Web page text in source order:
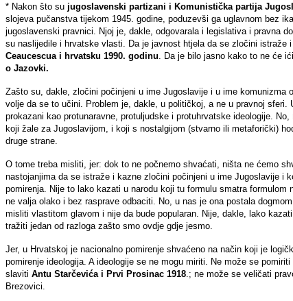
* Nakon što su jugoslavenski partizani i Komunistička partija
slojeva pučanstva tijekom 1945. godine, poduzevši ga uglavnom bez
jugoslavenski pravnici. Njoj je, dakle, odgovarala i legislativa i pravna
su naslijedile i hrvatske vlasti. Da je javnost htjela da se zločini
Ceaucescua i hrvatsku 1990. godinu . Da je bilo jasno kako to ne će
o Jazovki.
Zašto su, dakle, zločini počinjeni u ime Jugoslavije i u ime
volje da se to učini. Problem je, dakle, u političkoj, a ne u pravnoj
prokazani kao protunaravne, protuljudske i protuhrvatske ideologije.
koji žale za Jugoslavijom, i koji s nostalgijom (stvarno ili metaforički)
druge strane.
O tome treba misliti, jer: dok to ne počnemo shvaćati, ništa ne ćemo
nastojanjima da se istraže i kazne zločini počinjeni u ime Jugoslavije i
pomirenja. Nije to lako kazati u narodu koji tu formulu smatra
ne valja olako i bez rasprave odbaciti. No, u nas je ona postala
misliti vlastitom glavom i nije da bude popularan. Nije, dakle, lako
tražiti jedan od razloga zašto smo ovdje gdje jesmo.
Jer, u Hrvatskoj je nacionalno pomirenje shvaćeno na način koji je
pomirenje ideologija. A ideologije se ne mogu miriti. Ne može se
slaviti Antu Starčevića i Prvi Prosinac 1918 .; ne može se veličati
Brezovici.